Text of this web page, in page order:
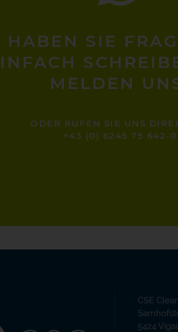
HABEN SIE
MELDEN
ODER RUFEN SIE UNS
+43 (0) 6245 75 642-0
CSE
5424